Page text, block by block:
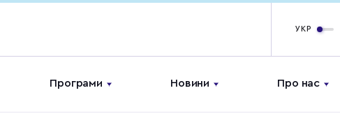
УКР
Програми Новини Про нас